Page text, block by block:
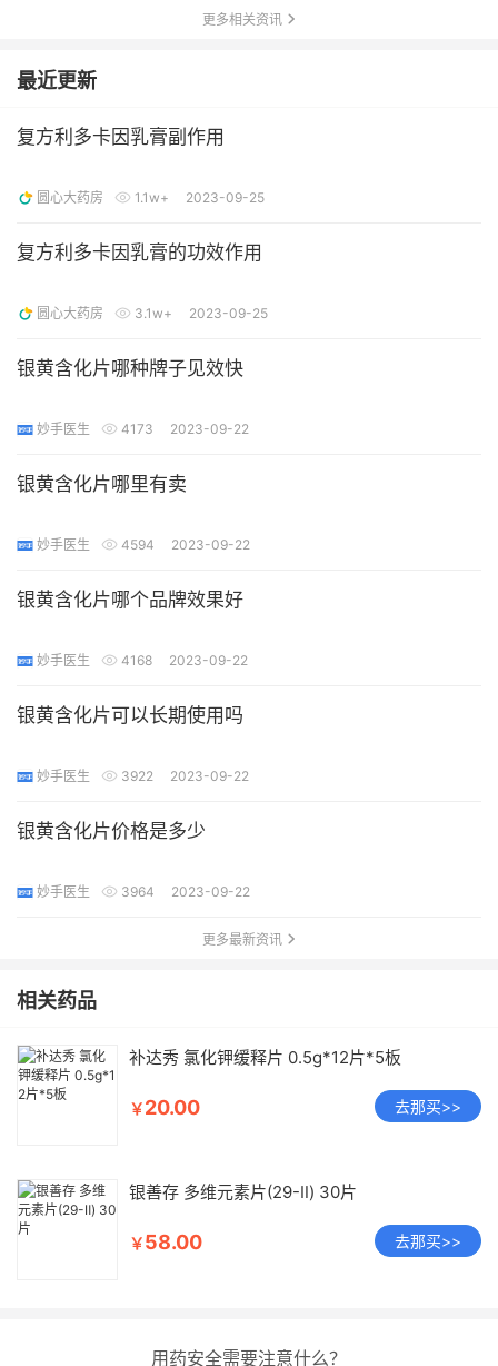
更多相关资讯
最近更新
复方利多卡因乳膏副作用
圆心大药房 1.1w+ 2023-09-25
复方利多卡因乳膏的功效作用
圆心大药房 3.1w+ 2023-09-25
银黄含化片哪种牌子见效快
妙手医生 4173 2023-09-22
银黄含化片哪里有卖
妙手医生 4594 2023-09-22
银黄含化片哪个品牌效果好
妙手医生 4168 2023-09-22
银黄含化片可以长期使用吗
妙手医生 3922 2023-09-22
银黄含化片价格是多少
妙手医生 3964 2023-09-22
更多最新资讯
相关药品
补达秀 氯化钾缓释片 0.5g*12片*5板
￥20.00 去那买>>
银善存 多维元素片(29-Ⅱ) 30片
￥58.00 去那买>>
用药安全需要注意什么？